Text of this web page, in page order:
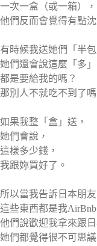
一次一盒（或一箱），
他們反而會覺得有點沈
有時候我送她們「半包
她們還會說這麼「多」
都是要給我的嗎？
那別人不就吃不到了嗎
如果我整「盒」送，
她們會說，
這樣多少錢，
我跟妳買好了。
所以當我告訴日本朋友
這些東西都是我
他們說歡迎我拿來跟
她們都覺得很不可思議